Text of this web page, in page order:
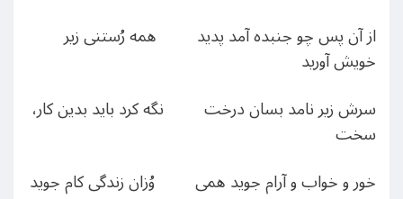
از آن پس چو جنبده آمد پدید همه رُستنی زیر
خویش آورید
سرش زیر نامد بسان درخت نگه کرد باید بدین کار،
سخت
خور و خواب و آرام جوید همی وُزان زندگی کام جوید